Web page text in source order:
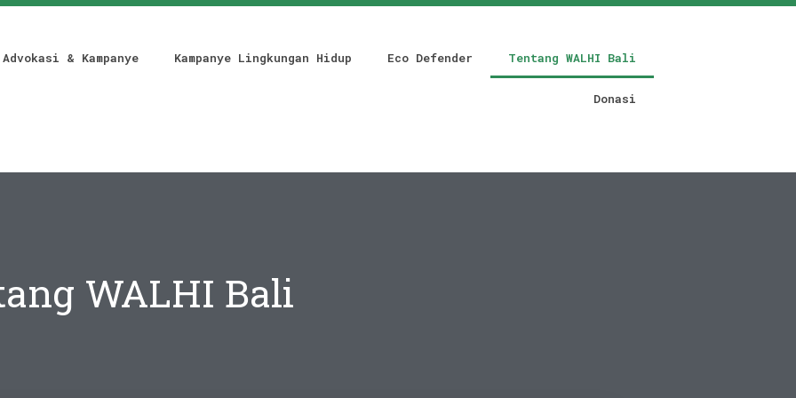
Advokasi & Kampanye Kampanye Lingkungan Hidup Eco Defender Tentang WALHI Bali
Donasi
WALHI Bali